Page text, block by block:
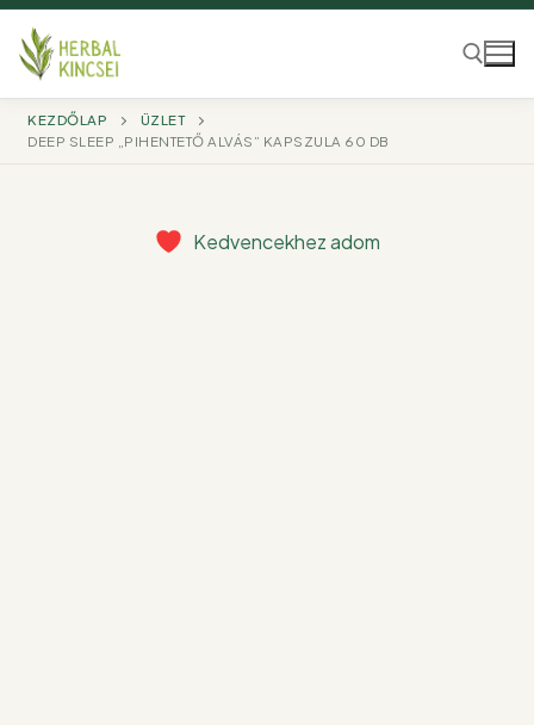
Ugrás
tartalomra
Keresése:
KEZDŐLAP
ÜZLET
DEEP SLEEP „PIHENTETŐ ALVÁS” KAPSZULA 60 DB
Kedvencekhez adom